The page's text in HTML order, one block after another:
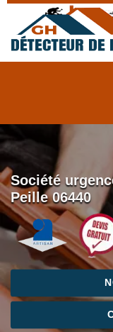
Société
Peille 06440